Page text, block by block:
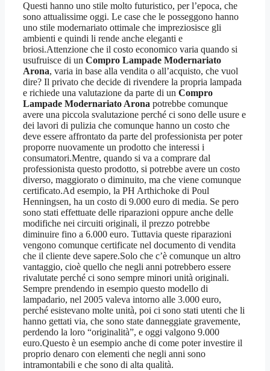
Questi hanno uno stile molto futuristico, per l’epoca, che
sono attualissime oggi. Le case che le posseggono hanno
uno stile modernariato ottimale che impreziosisce gli
ambienti e quindi li rende anche eleganti e
briosi.Attenzione che il costo economico varia quando si
usufruisce di un Compro Lampade Modernariato
Arona, varia in base alla vendita o all’acquisto, che vuol
dire? Il privato che decide di rivendere la propria lampada
e richiede una valutazione da parte di un Compro
Lampade Modernariato Arona potrebbe comunque
avere una piccola svalutazione perché ci sono delle usure e
dei lavori di pulizia che comunque hanno un costo che
deve essere affrontato da parte del professionista per poter
proporre nuovamente un prodotto che interessi i
consumatori.Mentre, quando si va a comprare dal
professionista questo prodotto, si potrebbe avere un costo
diverso, maggiorato o diminuito, ma che viene comunque
certificato.Ad esempio, la PH Arthichoke di Poul
Henningsen, ha un costo di 9.000 euro di media. Se pero
sono stati effettuate delle riparazioni oppure anche delle
modifiche nei circuiti originali, il prezzo potrebbe
diminuire fino a 6.000 euro. Tuttavia queste riparazioni
vengono comunque certificate nel documento di vendita
che il cliente deve sapere.Solo che c’è comunque un altro
vantaggio, cioè quello che negli anni potrebbero essere
rivalutate perché ci sono sempre minori unità originali.
Sempre prendendo in esempio questo modello di
lampadario, nel 2005 valeva intorno alle 3.000 euro,
perché esistevano molte unità, poi ci sono stati utenti che li
hanno gettati via, che sono state danneggiate gravemente,
perdendo la loro “originalità”, e oggi valgono 9.000
euro.Questo è un esempio anche di come poter investire il
proprio denaro con elementi che negli anni sono
intramontabili e che sono di alta qualità.